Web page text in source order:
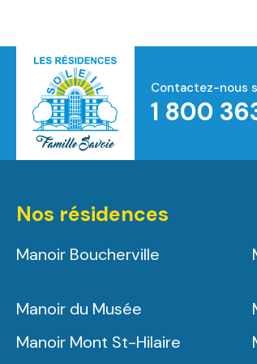
Accueil
Contactez-nous
1 800
Nos résidences
Manoir Boucherville
Manoir du Musée
Manoir Mont St-Hilaire